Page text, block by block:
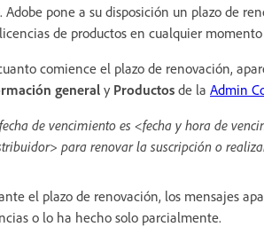
Adobe pone a su disposición un plazo de
de productos en cualquier
comience el plazo de renovación,
generaly Productos de la Admin
de vencimiento es <fecha y hora de
para renovar la suscripción o
el plazo de renovación, los mensajes
o lo ha hecho solo parcialmente.